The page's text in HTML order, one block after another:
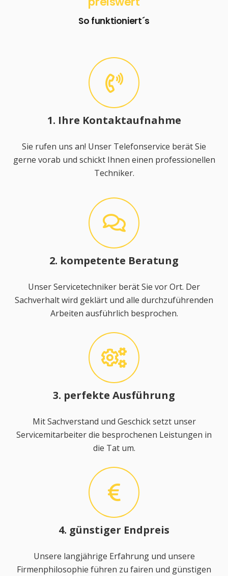
So funktioniert´s
1. Ihre Kontaktaufnahme
Sie rufen uns an! Unser Telefonservice berät Sie
gerne vorab und schickt Ihnen einen professionellen
Techniker.
2. kompetente Beratung
Unser Servicetechniker berät Sie vor Ort. Der
Sachverhalt wird geklärt und alle durchzuführenden
Arbeiten ausführlich besprochen.
3. perfekte Ausführung
Mit Sachverstand und Geschick setzt unser
Servicemitarbeiter die besprochenen Leistungen in
die Tat um.
4. günstiger Endpreis
Unsere langjährige Erfahrung und unsere
Firmenphilosophie führen zu fairen und günstigen